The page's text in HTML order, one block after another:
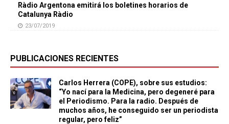
Ràdio Argentona emitirá los boletines horarios de
Catalunya Ràdio
23/07/2019
PUBLICACIONES RECIENTES
Carlos Herrera (COPE), sobre sus estudios:
“Yo nací para la Medicina, pero degeneré para
el Periodismo. Para la radio. Después de
muchos años, he conseguido ser un periodista
regular, pero feliz”